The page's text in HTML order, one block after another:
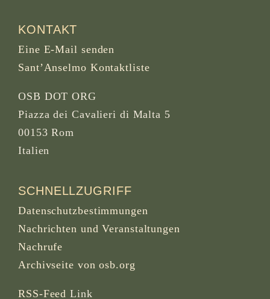
KONTAKT
Eine E-Mail senden
Sant’Anselmo Kontaktliste
OSB DOT ORG
Piazza dei Cavalieri di Malta 5
00153 Rom
Italien
SCHNELLZUGRIFF
Datenschutzbestimmungen
Nachrichten und Veranstaltungen
Nachrufe
Archivseite von osb.org
RSS-Feed Link